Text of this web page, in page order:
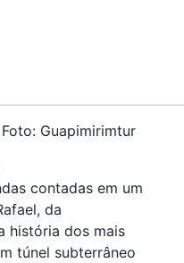
Guapimirimtur
contadas em um
da
história dos mais
túnel subterrâneo